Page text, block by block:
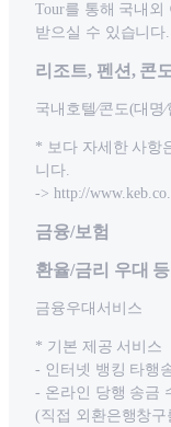
Tour를 통해 국내
받으실 수 있습니다.
리조트, 펜션, 콘
국내호텔⁄콘도(대
* 보다 자세한 사항
니다.
-> http://
금융/보험
환율/금리 우대
금융우대서비스
* 기본 제공 서비스
- 인터넷 뱅킹 타행
- 온라인 당행 송금
(직접 외환은행창구